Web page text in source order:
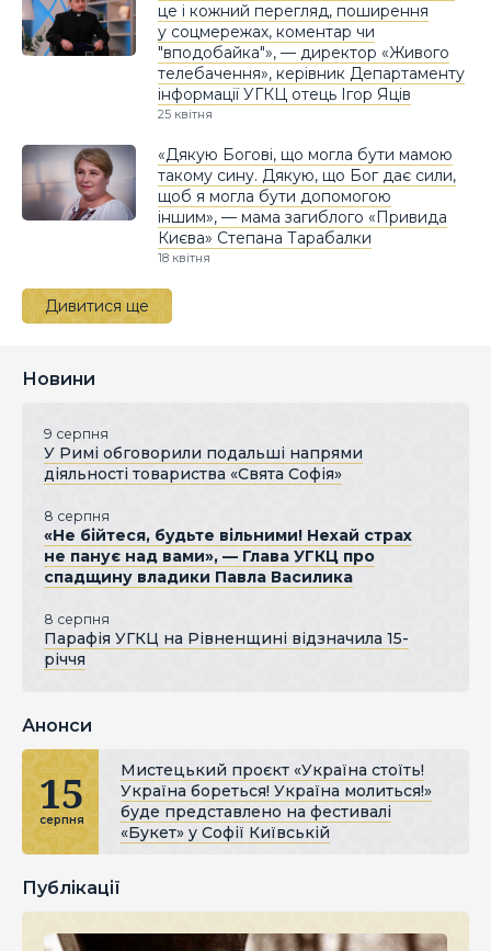
це і кожний перегляд, поширення
у соцмережах, коментар чи
"вподобайка"», — директор «Живого
телебачення», керівник Департаменту
інформації УГКЦ отець Ігор Яців
25 квітня
«Дякую Богові, що могла бути мамою
такому сину. Дякую, що Бог дає сили,
щоб я могла бути допомогою
іншим», — мама загиблого «Привида
Києва» Степана Тарабалки
18 квітня
Дивитися ще
Новини
9 серпня
У Римі обговорили подальші напрями
діяльності товариства «Свята Софія»
8 серпня
«Не бійтеся, будьте вільними! Нехай страх
не панує над вами», — Глава УГКЦ про
спадщину владики Павла Василика
8 серпня
Парафія УГКЦ на Рівненщині відзначила 15-
річчя
Анонси
15
серпня
Мистецький проєкт «Україна стоїть!
Україна бореться! Україна молиться!»
буде представлено на фестивалі
«Букет» у Софії Київській
Публікації